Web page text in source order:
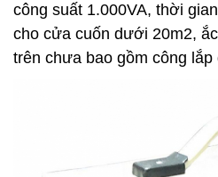
công suất 1.000VA, thời
cho cửa cuốn dưới 20m2,
trên chưa bao gồm công lắp